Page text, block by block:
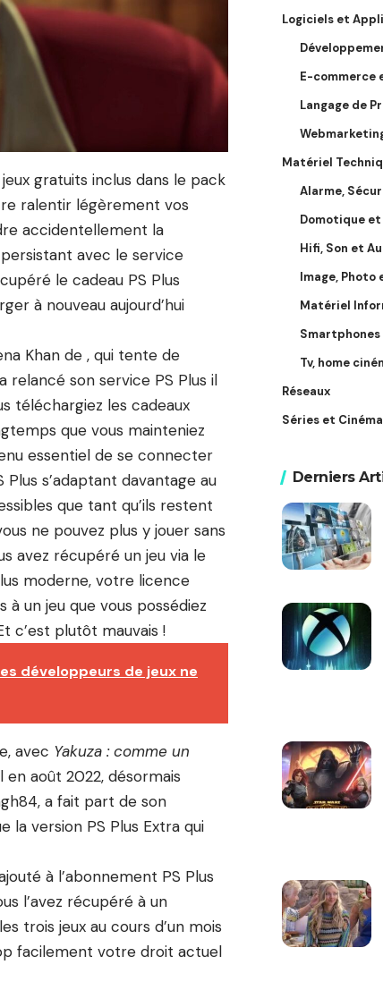
gratuits inclus dans le pack
ralentir légèrement vos
accidentellement la
avec le service
le cadeau PS Plus
à nouveau aujourd’hui
Khan de , qui tente de
relancé son service PS Plus il
téléchargiez les cadeaux
que vous mainteniez
essentiel de se connecter
s’adaptant davantage au
que tant qu’ils restent
ne pouvez plus y jouer sans
avez récupéré un jeu via le
moderne, votre licence
un jeu que vous possédiez
c’est plutôt mauvais !
développeurs de jeux ne
avec Yakuza : comme un
août 2022, désormais
a fait part de son
la version PS Plus Extra qui
à l’abonnement PS Plus
l’avez récupéré à un
trois jeux au cours d’un mois
facilement votre droit actuel
Logiciels et
E-commerce
Langage de
Matériel
Alarme,
Domotique
Hifi, Son et
Image, Photo
Matériel
Tv, home
Réseaux
Séries et Cinéma
Derniers